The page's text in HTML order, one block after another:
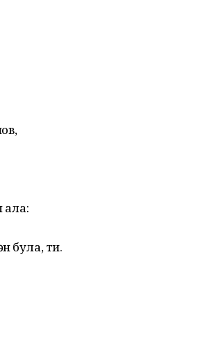
ала:
була, ти.